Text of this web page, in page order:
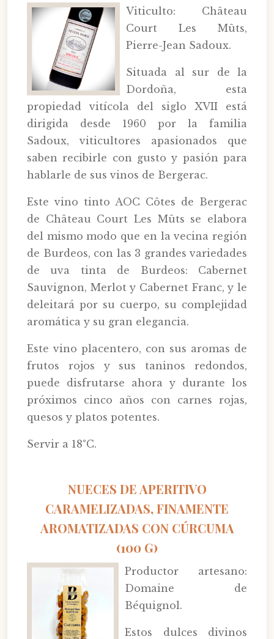
Viticulto: Château
Court Les Mûts,
Pierre-Jean Sadoux.
Situada al sur de la
Dordoña, esta
propiedad vitícola del siglo XVII está
dirigida desde 1960 por la familia
Sadoux, viticultores apasionados que
saben recibirle con gusto y pasión para
hablarle de sus vinos de Bergerac.
Este vino tinto AOC Côtes de Bergerac
de Château Court Les Mûts se elabora
del mismo modo que en la vecina región
de Burdeos, con las 3 grandes variedades
de uva tinta de Burdeos: Cabernet
Sauvignon, Merlot y Cabernet Franc, y le
deleitará por su cuerpo, su complejidad
aromática y su gran elegancia.
Este vino placentero, con sus aromas de
frutos rojos y sus taninos redondos,
puede disfrutarse ahora y durante los
próximos cinco años con carnes rojas,
quesos y platos potentes.
Servir a 18°C.
NUECES DE APERITIVO
CARAMELIZADAS, FINAMENTE
AROMATIZADAS CON CÚRCUMA
(100 G)
Productor artesano:
Domaine de
Béquignol.
Estos dulces divinos